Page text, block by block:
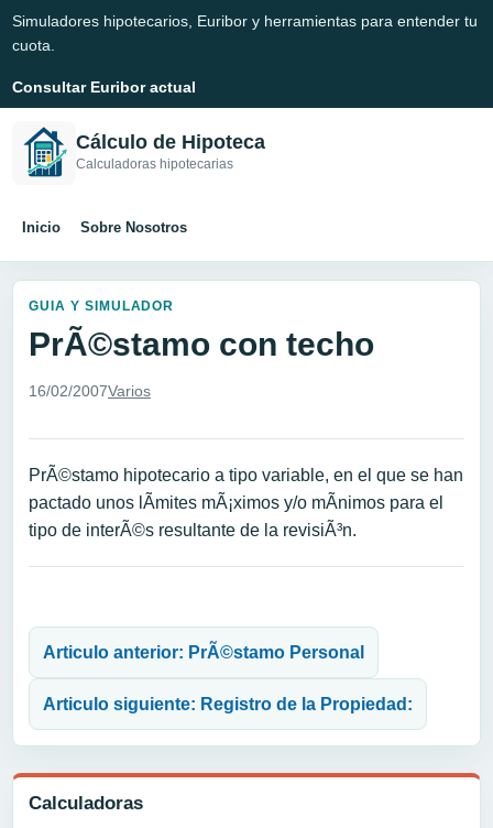
Simuladores hipotecarios, Euribor y herramientas para entender tu
cuota.
Consultar Euribor actual
Cálculo de Hipoteca
Calculadoras hipotecarias
Inicio Sobre Nosotros
Calculadoras
GUIA Y SIMULADOR
PrÃ©stamo con techo
16/02/2007Varios
PrÃ©stamo hipotecario a tipo variable, en el que se han
pactado unos lÃ­mites mÃ¡ximos y/o mÃ­nimos para el
tipo de interÃ©s resultante de la revisiÃ³n.
Articulo anterior: PrÃ©stamo Personal
Articulo siguiente: Registro de la Propiedad: